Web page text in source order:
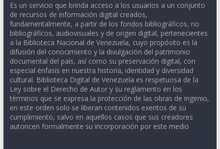
Es un servicio que brinda acceso a los usuarios a un conjunto
de recursos de información digital creados,
fundamentalmente, a partir de los fondos bibliográficos, no
bibliográficos, audiovisuales y de origen digital, pertenecientes
a la Biblioteca Nacional de Venezuela, cuyo propósito es la
difusión del conocimiento y la divulgación del patrimonio
documental del país, así como su preservación digital, con
especial énfasis en nuestra historia, identidad y diversidad
cultural. Biblioteca Digital de Venezuela es respetuosa de la
Ley sobre el Derecho de Autor y su reglamento en los
términos que se expresa la protección de las obras de ingenio,
en este orden solo se liberan contenidos exentos de su
cumplimiento, salvo en aquellos casos que sus creadores
autoricen formalmente su incorporación por este medio